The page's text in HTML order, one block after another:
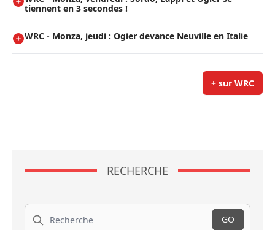
tiennent en 3 secondes !
WRC - Monza, jeudi : Ogier devance Neuville en Italie
+ sur WRC
RECHERCHE
Recherche
GO